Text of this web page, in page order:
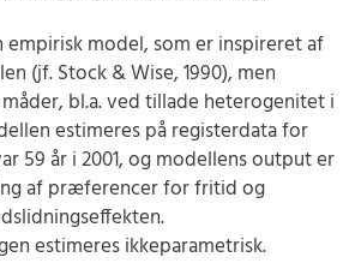
model, som er inspireret af
(jf. Stock & Wise, 1990), men
bl.a. ved tillade heterogenitet i
estimeres på registerdata for
59 år i 2001, og modellens output er
af præferencer for fritid og
estimeres ikkeparametrisk.